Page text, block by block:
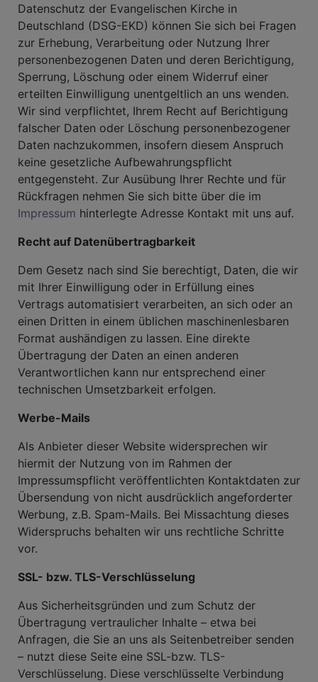
Datenschutz der Evangelischen Kirche in
Deutschland (DSG-EKD) können Sie sich bei Fragen
zur Erhebung, Verarbeitung oder Nutzung Ihrer
personenbezogenen Daten und deren Berichtigung,
Sperrung, Löschung oder einem Widerruf einer
erteilten Einwilligung unentgeltlich an uns wenden.
Wir sind verpflichtet, Ihrem Recht auf Berichtigung
falscher Daten oder Löschung personenbezogener
Daten nachzukommen, insofern diesem Anspruch
keine gesetzliche Aufbewahrungspflicht
entgegensteht. Zur Ausübung Ihrer Rechte und für
Rückfragen nehmen Sie sich bitte über die im
Impressum hinterlegte Adresse Kontakt mit uns auf.
Recht auf Datenübertragbarkeit
Dem Gesetz nach sind Sie berechtigt, Daten, die wir
mit Ihrer Einwilligung oder in Erfüllung eines
Vertrags automatisiert verarbeiten, an sich oder an
einen Dritten in einem üblichen maschinenlesbaren
Format aushändigen zu lassen. Eine direkte
Übertragung der Daten an einen anderen
Verantwortlichen kann nur entsprechend einer
technischen Umsetzbarkeit erfolgen.
Werbe-Mails
Als Anbieter dieser Website widersprechen wir
hiermit der Nutzung von im Rahmen der
Impressumspflicht veröffentlichten Kontaktdaten zur
Übersendung von nicht ausdrücklich angeforderter
Werbung, z.B. Spam-Mails. Bei Missachtung dieses
Widerspruchs behalten wir uns rechtliche Schritte
vor.
SSL- bzw. TLS-Verschlüsselung
Aus Sicherheitsgründen und zum Schutz der
Übertragung vertraulicher Inhalte – etwa bei
Anfragen, die Sie an uns als Seitenbetreiber senden
– nutzt diese Seite eine SSL-bzw. TLS-
Verschlüsselung. Diese verschlüsselte Verbindung